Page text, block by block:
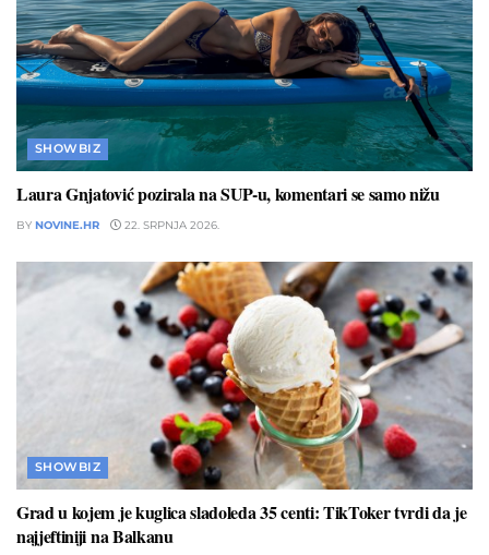
SHOWBIZ
Laura Gnjatović pozirala na SUP-u, komentari se samo nižu
BY NOVINE.HR 22. SRPNJA 2026.
SHOWBIZ
Grad u kojem je kuglica sladoleda 35 centi: TikToker tvrdi da je
najjeftiniji na Balkanu